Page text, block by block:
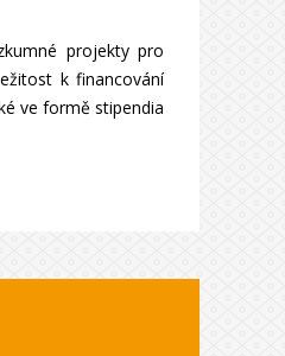
projekty pro
k financování
ve formě stipendia